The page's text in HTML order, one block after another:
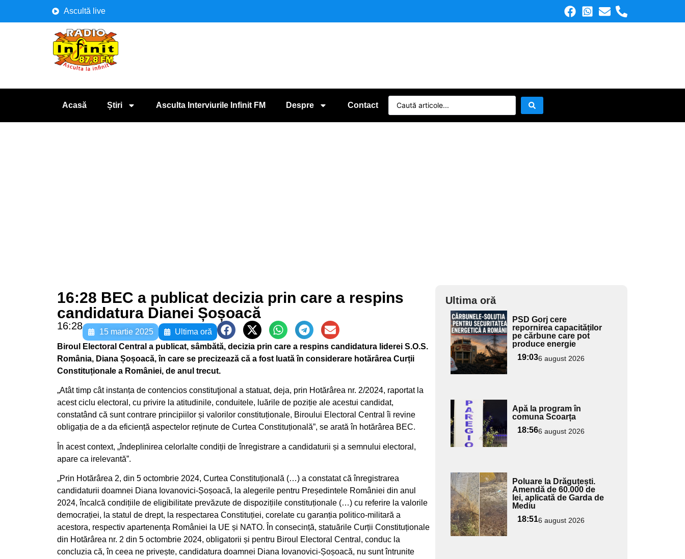
Ascultă live
Acasă Știri Asculta Interviurile Infinit FM Despre Contact
16:28 BEC a publicat decizia prin care a respins
candidatura Dianei Șoșoacă
16:28
15 martie 2025
Ultima oră
Biroul Electoral Central a publicat, sâmbătă, decizia prin care a respins candidatura liderei S.O.S.
România, Diana Șoșoacă, în care se precizează că a fost luată în considerare hotărârea Curții
Constituționale a României, de anul trecut.
„Atât timp cât instanța de contencios constituţional a statuat, deja, prin Hotărârea nr. 2/2024, raportat la
acest ciclu electoral, cu privire la atitudinile, conduitele, luările de poziție ale acestui candidat,
constatând că sunt contrare principiilor și valorilor constituționale, Biroului Electoral Central îi revine
obligația de a da eficiență aspectelor reținute de Curtea Constituțională”, se arată în hotărârea BEC.
În acest context, „îndeplinirea celorlalte condiții de înregistrare a candidaturii și a semnului electoral,
apare ca irelevantă”.
„Prin Hotărârea 2, din 5 octombrie 2024, Curtea Constituțională (…) a constatat că înregistrarea
candidaturii doamnei Diana Iovanovici-Șoșoacă, la alegerile pentru Președintele României din anul
2024, încalcă condițiile de eligibilitate prevăzute de dispozițiile constituționale (…) cu referire la valorile
democrației, la statul de drept, la respectarea Constituției, corelate cu garanția politico-militară a
acestora, respectiv apartenența României la UE și NATO. În consecință, statuările Curții Constituționale
din Hotărârea nr. 2 din 5 octombrie 2024, obligatorii și pentru Biroul Electoral Central, conduc la
concluzia că, în ceea ne privește, candidatura doamnei Diana Iovanovici-Șoșoacă, nu sunt întrunite
Ultima oră
Adaugă
aici textul
pentru
subtitlu
PSD Gorj cere
repornirea capacităților
pe cărbune care pot
produce energie
19:036 august 2026
Adaugă
aici textul
pentru
subtitlu
Apă la program în
comuna Scoarța
18:566 august 2026
Adaugă
aici textul
pentru
subtitlu
Poluare la Drăguțești.
Amendă de 60.000 de
lei, aplicată de Garda de
Mediu
18:516 august 2026